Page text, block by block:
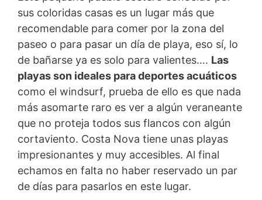
sus coloridas casas es un lugar más que
recomendable para comer por la zona del
paseo o para pasar un día de playa, eso sí, lo
de bañarse ya es solo para valientes…. Las
playas son ideales para deportes acuáticos
como el windsurf, prueba de ello es que nada
más asomarte raro es ver a algún veraneante
que no proteja todos sus flancos con algún
cortaviento. Costa Nova tiene unas playas
impresionantes y muy accesibles. Al final
echamos en falta no haber reservado un par
de días para pasarlos en este lugar.